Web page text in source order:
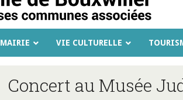
MAIRIE VIE CULTURELLE
Concert au Musée